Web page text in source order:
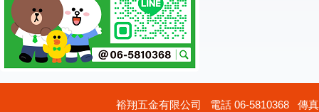
裕翔五金有限公司 電話 06-5810368 傳